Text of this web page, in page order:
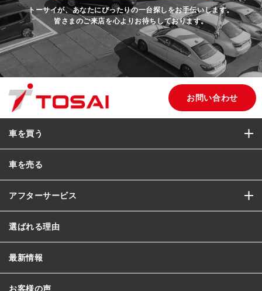
トーサイが、あなたにぴったりの一台探しをお手伝いします。
皆さまのご来店を心よりお待ちしております。
お問い合わせ
車を買う
車を売る
アフターサービス
選ばれる理由
最新情報
お客様の声